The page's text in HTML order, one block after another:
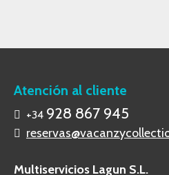
Atención al cliente
+34 928 867 945
Multiservicios Lagun S.L.